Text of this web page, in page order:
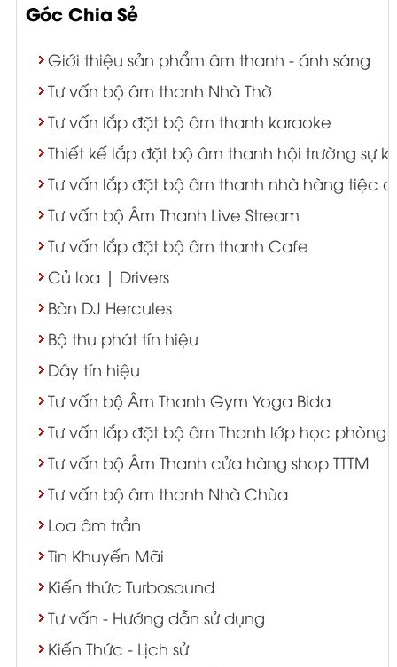
Góc Chia Sẻ
Giới thiệu sản phẩm âm thanh - ánh sáng
Tư vấn bộ âm thanh Nhà Thờ
Tư vấn lắp đặt bộ âm thanh karaoke
Thiết kế lắp đặt bộ âm thanh hội trường sự
Tư vấn lắp đặt bộ âm thanh nhà hàng tiệc
Tư vấn bộ Âm Thanh Live Stream
Tư vấn lắp đặt bộ âm thanh Cafe
Củ loa | Drivers
Bàn DJ Hercules
Bộ thu phát tín hiệu
Dây tín hiệu
Tư vấn bộ Âm Thanh Gym Yoga Bida
Tư vấn lắp đặt bộ âm Thanh lớp học phòng
Tư vấn bộ Âm Thanh cửa hàng shop TTTM
Tư vấn bộ âm thanh Nhà Chùa
Loa âm trần
Tin Khuyến Mãi
Kiến thức Turbosound
Tư vấn - Hướng dẫn sử dụng
Kiến Thức - Lịch sử